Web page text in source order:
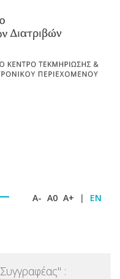
A- A0 A+ | EN
Συγγραφέας" :